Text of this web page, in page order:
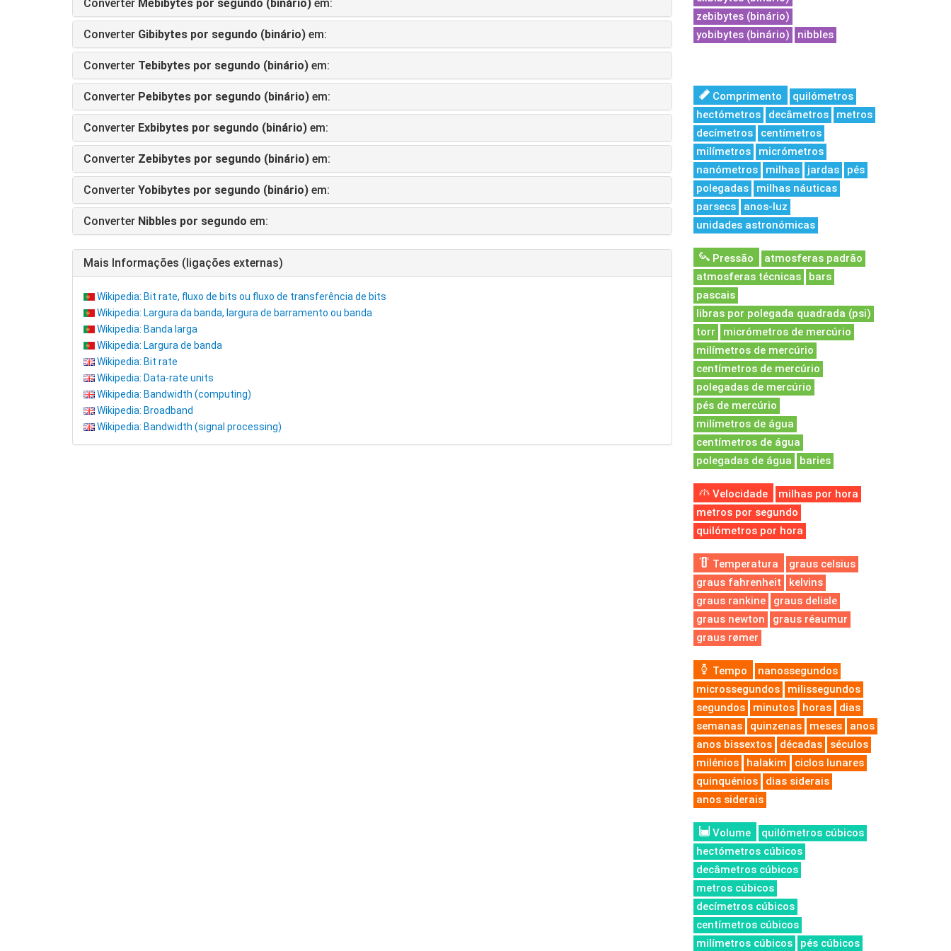
Converter Mebibytes por segundo (binário) em:
Converter Gibibytes por segundo (binário) em:
Converter Tebibytes por segundo (binário) em:
Converter Pebibytes por segundo (binário) em:
Converter Exbibytes por segundo (binário) em:
Converter Zebibytes por segundo (binário) em:
Converter Yobibytes por segundo (binário) em:
Converter Nibbles por segundo em:
Mais Informações (ligações externas)
Wikipedia: Bit rate, fluxo de bits ou fluxo de transferência de bits
Wikipedia: Largura da banda, largura de barramento ou banda
Wikipedia: Banda larga
Wikipedia: Largura de banda
Wikipedia: Bit rate
Wikipedia: Data-rate units
Wikipedia: Bandwidth (computing)
Wikipedia: Broadband
Wikipedia: Bandwidth (signal processing)
zebibytes (binário)
yobibytes (binário)
nibbles
Comprimento
quilómetros
hectómetros
decâmetros
metros
decímetros
centímetros
milímetros
micrómetros
nanómetros
milhas jardas
pés
polegadas
milhas náuticas
parsecs
anos-luz
unidades astronómicas
Pressão
atmosferas padrão
atmosferas técnicas
bars
pascais
libras por polegada quadrada (psi)
torr
micrómetros de mercúrio
milímetros de mercúrio
centímetros de mercúrio
polegadas de mercúrio
pés de mercúrio
milímetros de água
centímetros de água
polegadas de água
baries
Velocidade
milhas por hora
metros por segundo
quilómetros por hora
Temperatura
graus celsius
graus fahrenheit
kelvins
graus rankine
graus delisle
graus newton
graus réaumur
graus rømer
Tempo
nanossegundos
microssegundos
milissegundos
segundos
minutos horas
dias
semanas
quinzenas meses
anos
anos bissextos
décadas
séculos
milénios
halakim
ciclos lunares
quinquénios
dias siderais
anos siderais
Volume
quilómetros cúbicos
hectómetros cúbicos
decâmetros cúbicos
metros cúbicos
decímetros cúbicos
centímetros cúbicos
milímetros cúbicos
pés cúbicos